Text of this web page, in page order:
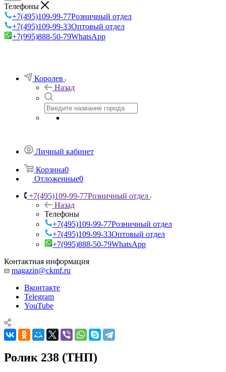
Телефоны
+7(495)109-99-77Розничный отдел
+7(495)109-99-33Оптовый отдел
+7(995)888-50-79WhatsApp
Королев
Назад
Личный кабинет
Корзина0
Отложенные0
+7(495)109-99-77Розничный отдел
Назад
Телефоны
+7(495)109-99-77Розничный отдел
+7(495)109-99-33Оптовый отдел
+7(995)888-50-79WhatsApp
Контактная информация
magazin@ckmf.ru
Вконтакте
Telegram
YouTube
Ролик 238 (ТНП)